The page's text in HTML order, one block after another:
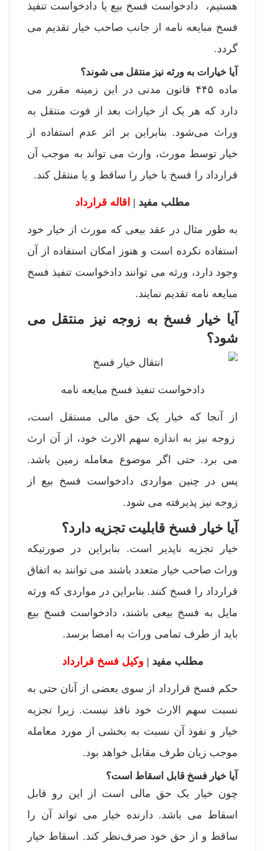
هستیم، دادخواست فسخ بیع یا دادخواست تنفیذ
فسخ مبایعه نامه از جانب صاحب خیار تقدیم می
گردد.
آیا خیارات به ورثه نیز منتقل می شوند؟
ماده ۴۴۵ قانون مدنی در این زمینه مقرر می
دارد که هر یک از خیارات بعد از فوت منتقل به
وراث می‌شود. بنابراین بر اثر عدم استفاده از
خیار توسط مورث، وارث می تواند به موجب آن
قرارداد را فسخ یا خیار را ساقط و یا منتقل کند.
مطلب مفید | اقاله قرارداد
به طور مثال در عقد بیعی که مورث از خیار خود
استفاده نکرده است و هنوز امکان استفاده از آن
وجود دارد، ورثه می توانند دادخواست تنفیذ فسخ
مبایعه نامه تقدیم نمایند.
آیا خیار فسخ به زوجه نیز منتقل می
شود؟
دادخواست تنفیذ فسخ مبایعه نامه
از آنجا که خیار یک حق مالی مستقل است،
زوجه نیز به اندازه سهم الارث خود، از آن ارث
می برد. حتی اگر موضوع معامله زمین باشد.
پس در چنین مواردی دادخواست فسخ بیع از
زوجه نیز پذیرفته می شود.
آیا خیار فسخ قابلیت تجزیه دارد؟
خیار تجزیه ناپذیر است. بنابراین در صورتیکه
وراث صاحب خیار متعدد باشند می توانند به اتفاق
قرارداد را فسخ کنند. بنابراین در مواردی که ورثه
مایل به فسخ بیعی باشند، دادخواست فسخ بیع
باید از طرف تمامی وراث به امضا برسد.
مطلب مفید | وکیل فسخ قرارداد
حکم فسخ قرارداد از سوی بعضی از آنان حتی به
نسبت سهم الارث خود نافذ نیست. زیرا تجزیه
خیار و نفوذ آن نسبت به بخشی از مورد معامله
موجب زیان طرف مقابل خواهد بود.
آیا خیار فسخ قابل اسقاط است؟
چون خیار یک حق مالی است از این رو قابل
اسقاط می باشد. دارنده خیار می تواند آن را
ساقط و از حق خود صرف‌نظر کند. اسقاط خیار